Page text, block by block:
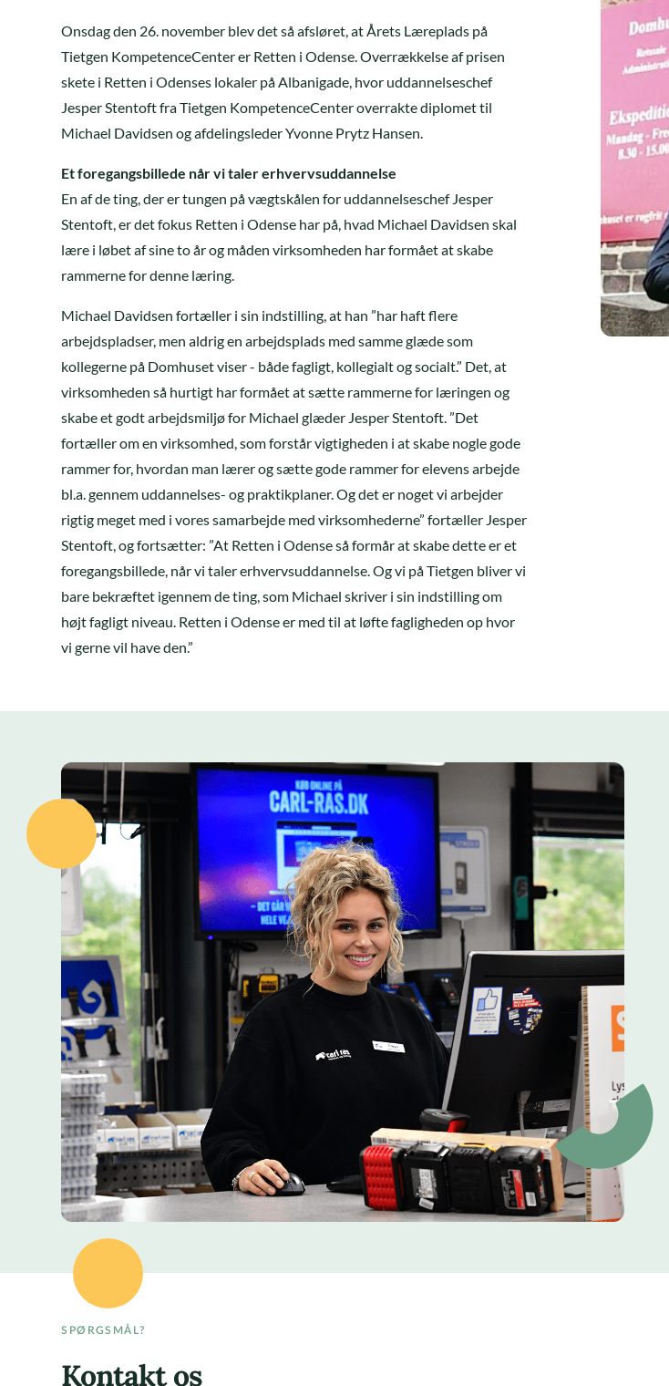
Onsdag den 26. november blev det så afsløret, at Årets Læreplads på
Tietgen KompetenceCenter er Retten i Odense. Overrækkelse af prisen
skete i Retten i Odenses lokaler på Albanigade, hvor uddannelseschef
Jesper Stentoft fra Tietgen KompetenceCenter overrakte diplomet til
Michael Davidsen og afdelingsleder Yvonne Prytz Hansen.
Et foregangsbillede når vi taler erhvervsuddannelse
En af de ting, der er tungen på vægtskålen for uddannelseschef Jesper
Stentoft, er det fokus Retten i Odense har på, hvad Michael Davidsen skal
lære i løbet af sine to år og måden virksomheden har formået at skabe
rammerne for denne læring.
Michael Davidsen fortæller i sin indstilling, at han ”har haft flere
arbejdspladser, men aldrig en arbejdsplads med samme glæde som
kollegerne på Domhuset viser - både fagligt, kollegialt og socialt.” Det, at
virksomheden så hurtigt har formået at sætte rammerne for læringen og
skabe et godt arbejdsmiljø for Michael glæder Jesper Stentoft. ”Det
fortæller om en virksomhed, som forstår vigtigheden i at skabe nogle gode
rammer for, hvordan man lærer og sætte gode rammer for elevens arbejde
bl.a. gennem uddannelses- og praktikplaner. Og det er noget vi arbejder
rigtig meget med i vores samarbejde med virksomhederne” fortæller Jesper
Stentoft, og fortsætter: ”At Retten i Odense så formår at skabe dette er et
foregangsbillede, når vi taler erhvervsuddannelse. Og vi på Tietgen bliver vi
bare bekræftet igennem de ting, som Michael skriver i sin indstilling om
højt fagligt niveau. Retten i Odense er med til at løfte fagligheden op hvor
vi gerne vil have den.”
SPØRGSMÅL?
Kontakt os